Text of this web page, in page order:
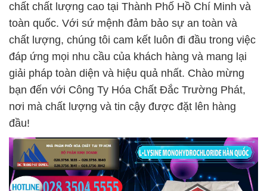
chất chất lượng cao tại Thành Phố Hồ Chí Minh và
toàn quốc. Với sứ mệnh đảm bảo sự an toàn và
chất lượng, chúng tôi cam kết luôn đi đầu trong việc
đáp ứng mọi nhu cầu của khách hàng và mang lại
giải pháp toàn diện và hiệu quả nhất. Chào mừng
bạn đến với Công Ty Hóa Chất Đắc Trường Phát,
nơi mà chất lượng và tin cậy được đặt lên hàng
đầu!